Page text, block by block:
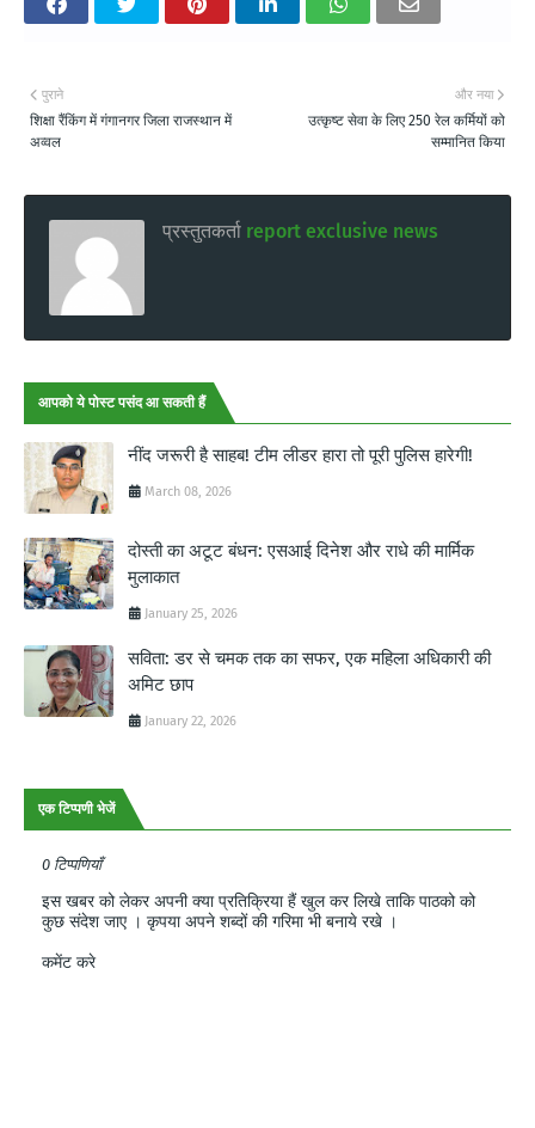
और नया
उत्कृष्ट सेवा के लिए 250 रेल कर्मियों को
सम्मानित किया
पुराने
शिक्षा रैंकिंग में गंगानगर जिला राजस्थान में
अव्वल
प्रस्तुतकर्ता report exclusive news
आपको ये पोस्ट पसंद आ सकती हैं
नींद जरूरी है साहब! टीम लीडर हारा तो पूरी पुलिस हारेगी!
March 08, 2026
दोस्ती का अटूट बंधन: एसआई दिनेश और राधे की मार्मिक
मुलाकात
January 25, 2026
सविता: डर से चमक तक का सफर, एक महिला अधिकारी की
अमिट छाप
January 22, 2026
एक टिप्पणी भेजें
0 टिप्पणियाँ
इस खबर को लेकर अपनी क्या प्रतिक्रिया हैं खुल कर लिखे ताकि पाठको को
कुछ संदेश जाए । कृपया अपने शब्दों की गरिमा भी बनाये रखे ।
कमेंट करे